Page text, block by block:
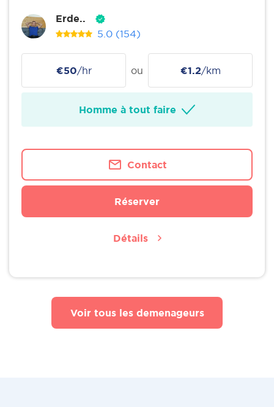
Erde..
5.0 (154)
€50/hr ou €1.2/km
Homme à tout faire
Contact
Réserver
Détails
Voir tous les demenageurs